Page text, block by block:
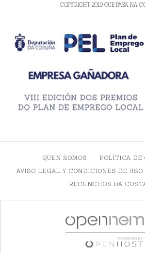
COPYRIGHT 2019 QUE PASA NA
QUEN SOMOS
POLÍTICA DE
AVISO LEGAL Y CONDICIONES DE USO
RECUNCHOS DA